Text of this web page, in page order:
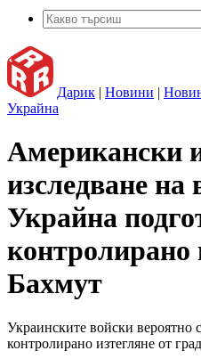
Дарик | Новини |
Украйна
Американски
изследване на
Украйна
контролирано
Бахмут
Украинските войски вероятно
контролирано изтегляне от